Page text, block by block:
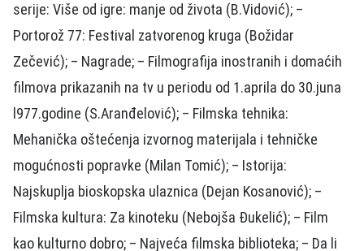
serije: Više od igre: manje od života (B.Vidović); –
Portorož 77: Festival zatvorenog kruga (Božidar
Zečević); – Nagrade; – Filmografija inostranih i domaćih
filmova prikazanih na tv u periodu od 1.aprila do 30.juna
l977.godine (S.Aranđelović); – Filmska tehnika:
Mehanička oštećenja izvornog materijala i tehničke
mogućnosti popravke (Milan Tomić); – Istorija:
Najskuplja bioskopska ulaznica (Dejan Kosanović); –
Filmska kultura: Za kinoteku (Nebojša Đukelić); – Film
kao kulturno dobro; – Najveća filmska biblioteka; – Da li